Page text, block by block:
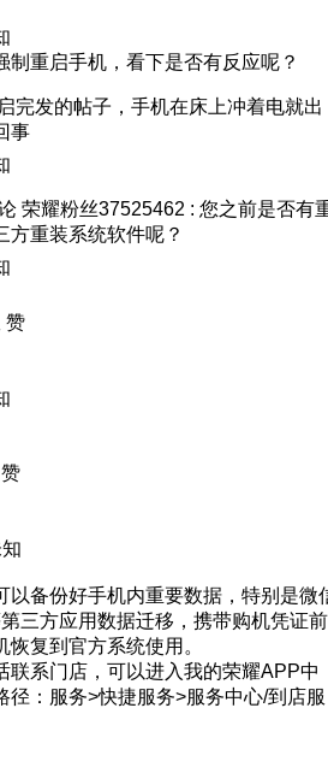
制重启手机，看下是否有反应呢？
完发的帖子，手机在床上冲着电就出
事
荣耀粉丝37525462 : 您之前是否有
方重装系统软件呢？
赞
赞
以备份好手机内重要数据，特别是微
第三方应用数据迁移，携带购机凭证前
复到官方系统使用。
联系门店，可以进入我的荣耀APP中
径：服务>快捷服务>服务中心/到店服